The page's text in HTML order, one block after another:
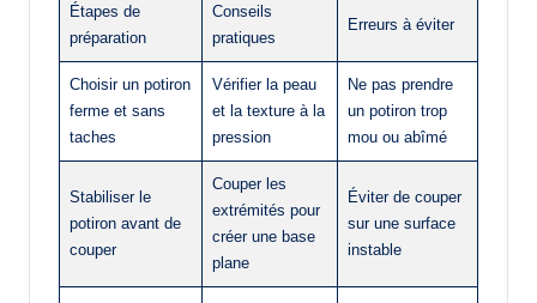
Étapes de
préparation
Conseils
pratiques
Erreurs à éviter
Choisir un potiron
ferme et sans
taches
Vérifier la peau
et la texture à la
pression
Ne pas prendre
un potiron trop
mou ou abîmé
Stabiliser le
potiron avant de
couper
Couper les
extrémités pour
créer une base
plane
Éviter de couper
sur une surface
instable